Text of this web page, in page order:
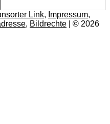
Link, Impressum,
, Bildrechte | © 2026